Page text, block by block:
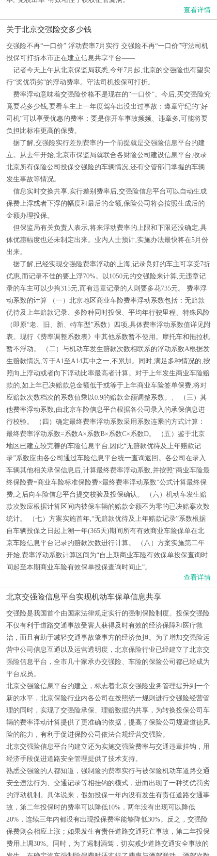
查看详情
关于北京交强险交多少钱
交强险不再“一口价” 浮动费率7月实行 交强险不再“一口价”守法司机
投保可打折本市正在建立信息共享平台——
记者今天上午从北京保监局获悉,今年7月起,北京的交强险也有望实
行“奖优罚劣”的浮动费率。守法司机投保可打折。
费率浮动意味着交强险价格不是现在的“一口价”。今后,买交强险究
竟要花多少钱,要看车主上一年度驾车出没出过事故：遵章守纪的“好
司机”可以享受优惠的费率；要是你开车事故频频、违章多,可能将要
负担比标准更高的保费。
据了解,交强险实行差别费率的一个前提就是交强险信息平台的建
立。从去年开始,北京市保监局就联合各财险公司建设信息平台,收录
北京所有保险公司投保交强险的车辆情况,还有交管部门掌握的车辆
发生事故等情况。
信息实时交换共享,实行差别费率后,交强险信息平台可以自动生成
保费上浮或者下浮的幅度和最后的金额,保险公司将会按照生成后的
金额办理投保。
但保监局有关负责人表示,将来浮动费率的上限和下限还没确定,具
体优惠幅度也还未制定出来。业内人士预计,实施办法最快将在5月份
出来。
据了解,已经实现交强险费率浮动的上海,记录良好的车主可享受7折
优惠,而记录不佳的要上浮70%。以1050元的交强险来计算,无违章记
录的车主可以少掏315元,而有违章记录的人则要多花735元。 费率浮
动系数的计算 （一）北京地区商业车险费率浮动系数包括：无赔款
优待及上年赔款记录、多险种同时投保、平均年行驶里程、特殊风险
（即原“老、旧、新、特车型”系数）四项,具体费率浮动系数值详见附
表。现行《费率调整系数表》中其他系数暂不使用。摩托车和拖拉机
暂不浮动。 （二）与机动车发生赔款次数相联系的浮动系数A根据发
生赔款情况,等于A1至A14其中之一,不累加。同时,满足多种情况的,按
照向上浮动或者向下浮动比率最高者计算。对于上年发生商业车险赔
款的,如上年已决赔款总金额低于或等于上年商业车险签单保费,将对
应赔款次数档次的系数值乘以0.9的赔款金额调整系数。、 （三）其
他费率浮动系数,由北京车险信息平台根据各公司录入的承保信息进
行校验。 （四）确定最终费率浮动系数采用系数连乘的方式计算：
最终费率浮动系数=系数A×系数B×系数C×系数D。 （五）鉴于北京
地区已建立较完善的车险信息平台,因此“无赔款优待及上年赔款记
录”系数应由各公司通过车险信息平台统一查询返回。各公司在录入
车辆其他相关承保信息后,计算最终费率浮动系数,并按照“商业车险最
终保险费=商业车险标准保险费×最终费率浮动系数”公式计算最终保
费,之后向车险信息平台提交校验及投保确认。 （六）机动车发生赔
款次数应根据计算区间内被保车辆的赔款金额不为零的已决赔案次数
统计。 （七）方案实施首年,“无赔款优待及上年赔款记录”系数根据
自车辆投保之日起上溯一年(365天)期间所有有效商业车险保单在北
京车险信息平台记录的赔款次数进行计算。 （八）方案实施第二年
开始,费率浮动系数计算区间为“自上期商业车险有效保单投保查询时
间起至本期商业车险有效保单投保查询时间止”。
查看详情
北京交强险信息平台实现机动车保单信息共享
交强险是我国首个由国家法律规定实行的强制保险制度。投保交强险
不仅有利于道路交通事故受害人获得及时有效的经济保障和医疗救
治，而且有助于减轻交通事故肇事方的经济负担。为了增加交强险运
营中公司信息互通以及运营透明度，北京保险行业已经建立了北京交
强险信息平台，全市几十家承办交强险、车险的保险公司都已经成为
平台成员。
北京交强险信息平台的建立，标志着北京交强险业务管理提升到一个
新的水平，北京保险行业内各公司在按照统一规则进行交强险经营管
理的同时，实现了交强险承保、理赔数据的共享，为转换投保公司车
辆的费率浮动计算提供了更准确的依据，提高了保险公司规避道德风
险的能力，有利于促进保险公司依法合规经营交强险。
北京交强险信息平台的建立还为实施交强险费率与交通违章挂钩，用
经济手段促进道路安全管理提供了技术支持。
熟悉交强险的人都知道，强制险的费率实行与被保险机动车道路交通
安全违法行为、交通记录等相挂钩的模式，进而出现了一种奖优罚劣
的浮动机制。具体说来，假如投保一年内没有发生有责任道路交通事
故，第二年投保时的费率可以降低10%，两年没有出现可以降低
20%，连续三年内都没有出现投保费率能够降低30%。反之，交强险
保费则会相应上涨；如果发生有责任道路交通死亡事故，第二年投保
费用上调30%。同时，为了遏制酒驾，切实减少道路交通安全事故的